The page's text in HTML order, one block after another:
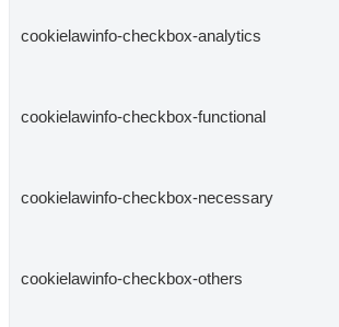
cookielawinfo-checkbox-analytics
cookielawinfo-checkbox-functional
cookielawinfo-checkbox-necessary
cookielawinfo-checkbox-others